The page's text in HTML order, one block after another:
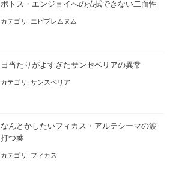
ポトス・エンジョイへの払拭できない二面性
カテゴリ: エピプレムヌム
日当たりがよすぎたサンセベリアの異常
カテゴリ: サンスベリア
なんとかしたいフィカス・アルテシーマの波
打つ葉
カテゴリ: フィカス